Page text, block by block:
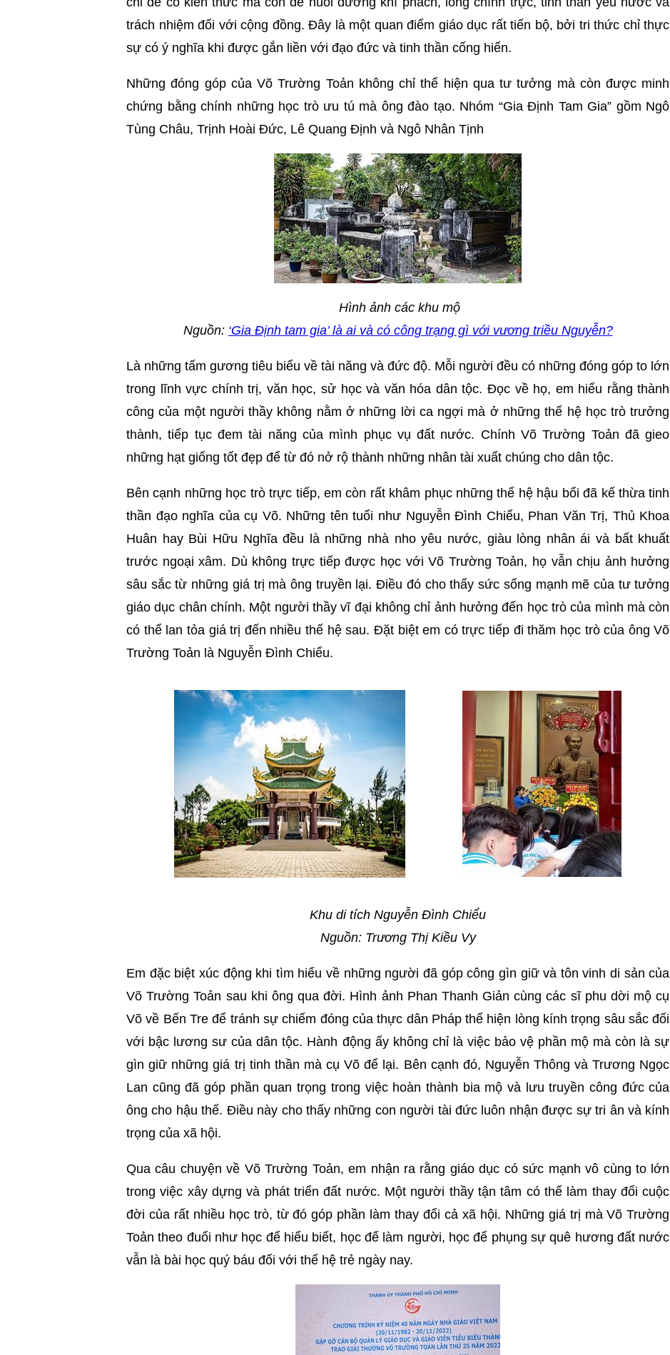
trách nhiệm đối với cộng đồng. Đây là một quan điểm giáo dục rất tiến bộ, bởi tri thức chỉ thực
sự có ý nghĩa khi được gắn liền với đạo đức và tinh thần cống hiến.
Những đóng góp của Võ Trường Toản không chỉ thể hiện qua tư tưởng mà còn được minh
chứng bằng chính những học trò ưu tú mà ông đào tạo. Nhóm “Gia Định Tam Gia” gồm Ngô
Tùng Châu, Trịnh Hoài Đức, Lê Quang Định và Ngô Nhân Tịnh
Hình ảnh các khu mộ
Nguồn: ‘Gia Định tam gia’ là ai và có công trạng gì với vương triều Nguyễn?
Là những tấm gương tiêu biểu về tài năng và đức độ. Mỗi người đều có những đóng góp to lớn
trong lĩnh vực chính trị, văn học, sử học và văn hóa dân tộc. Đọc về họ, em hiểu rằng thành
công của một người thầy không nằm ở những lời ca ngợi mà ở những thế hệ học trò trưởng
thành, tiếp tục đem tài năng của mình phục vụ đất nước. Chính Võ Trường Toản đã gieo
những hạt giống tốt đẹp để từ đó nở rộ thành những nhân tài xuất chúng cho dân tộc.
Bên cạnh những học trò trực tiếp, em còn rất khâm phục những thế hệ hậu bối đã kế thừa tinh
thần đạo nghĩa của cụ Võ. Những tên tuổi như Nguyễn Đình Chiểu, Phan Văn Trị, Thủ Khoa
Huân hay Bùi Hữu Nghĩa đều là những nhà nho yêu nước, giàu lòng nhân ái và bất khuất
trước ngoại xâm. Dù không trực tiếp được học với Võ Trường Toản, họ vẫn chịu ảnh hưởng
sâu sắc từ những giá trị mà ông truyền lại. Điều đó cho thấy sức sống mạnh mẽ của tư tưởng
giáo dục chân chính. Một người thầy vĩ đại không chỉ ảnh hưởng đến học trò của mình mà còn
có thể lan tỏa giá trị đến nhiều thế hệ sau. Đặt biệt em có trực tiếp đi thăm học trò của ông Võ
Trường Toản là Nguyễn Đình Chiểu.
Khu di tích Nguyễn Đình Chiểu
Nguồn: Trương Thị Kiều Vy
Em đặc biệt xúc động khi tìm hiểu về những người đã góp công gìn giữ và tôn vinh di sản của
Võ Trường Toản sau khi ông qua đời. Hình ảnh Phan Thanh Giản cùng các sĩ phu dời mộ cụ
Võ về Bến Tre để tránh sự chiếm đóng của thực dân Pháp thể hiện lòng kính trọng sâu sắc đối
với bậc lương sư của dân tộc. Hành động ấy không chỉ là việc bảo vệ phần mộ mà còn là sự
gìn giữ những giá trị tinh thần mà cụ Võ để lại. Bên cạnh đó, Nguyễn Thông và Trương Ngọc
Lan cũng đã góp phần quan trọng trong việc hoàn thành bia mộ và lưu truyền công đức của
ông cho hậu thế. Điều này cho thấy những con người tài đức luôn nhận được sự tri ân và kính
trọng của xã hội.
Qua câu chuyện về Võ Trường Toản, em nhận ra rằng giáo dục có sức mạnh vô cùng to lớn
trong việc xây dựng và phát triển đất nước. Một người thầy tận tâm có thể làm thay đổi cuộc
đời của rất nhiều học trò, từ đó góp phần làm thay đổi cả xã hội. Những giá trị mà Võ Trường
Toản theo đuổi như học để hiểu biết, học để làm người, học để phụng sự quê hương đất nước
vẫn là bài học quý báu đối với thế hệ trẻ ngày nay.